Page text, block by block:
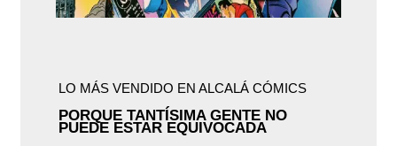
LO MÁS VENDIDO EN ALCALÁ CÓMICS
PORQUE TANTÍSIMA GENTE NO
PUEDE ESTAR EQUIVOCADA